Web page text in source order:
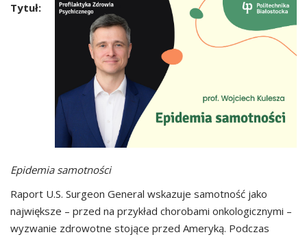
Tytuł:
Epidemia samotności
Raport U.S. Surgeon General wskazuje samotność jako
największe – przed na przykład chorobami onkologicznymi –
wyzwanie zdrowotne stojące przed Ameryką. Podczas